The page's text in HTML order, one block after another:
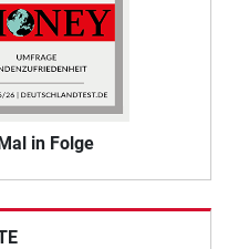
in Folge